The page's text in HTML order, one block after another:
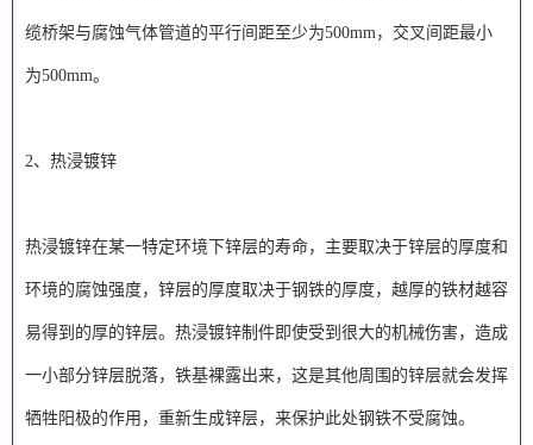
缆桥架与腐蚀气体管道的平行间距至少为500mm，交叉间距最小
为500mm。
2、热浸镀锌
热浸镀锌在某一特定环境下锌层的寿命，主要取决于锌层的厚度和
环境的腐蚀强度，锌层的厚度取决于钢铁的厚度，越厚的铁材越容
易得到的厚的锌层。热浸镀锌制件即使受到很大的机械伤害，造成
一小部分锌层脱落，铁基裸露出来，这是其他周围的锌层就会发挥
牺牲阳极的作用，重新生成锌层，来保护此处钢铁不受腐蚀。